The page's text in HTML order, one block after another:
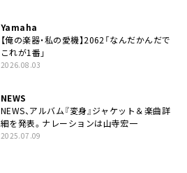
Yamaha
【俺の楽器・私の愛機】2062「なんだかんだで
これが1番」
2026.08.03
NEWS
NEWS、アルバム『変身』ジャケット＆楽曲詳
細を発表。ナレーションは⼭寺宏⼀
2025.07.09